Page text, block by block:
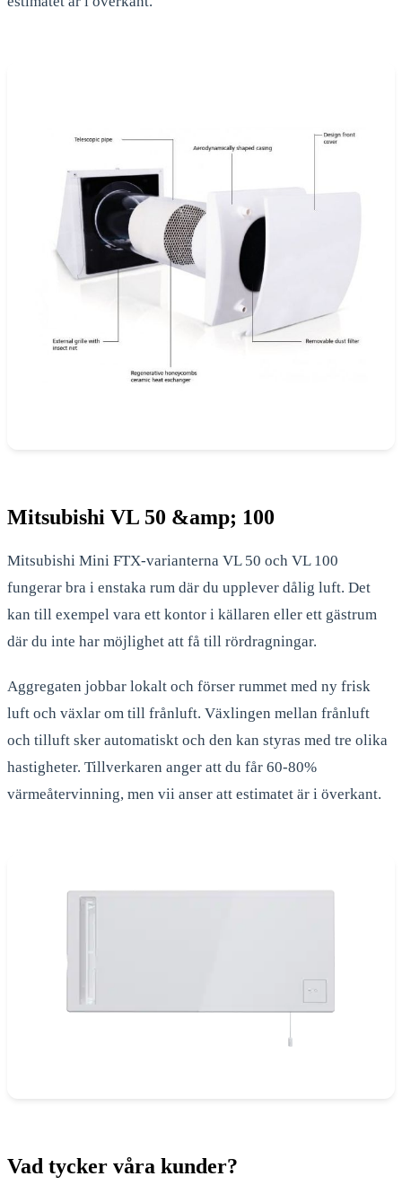
Mitsubishi VL 50 &amp; 100
Mitsubishi Mini FTX-varianterna VL 50 och VL 100
fungerar bra i enstaka rum där du upplever dålig luft. Det
kan till exempel vara ett kontor i källaren eller ett gästrum
där du inte har möjlighet att få till rördragningar.
Aggregaten jobbar lokalt och förser rummet med ny frisk
luft och växlar om till frånluft. Växlingen mellan frånluft
och tilluft sker automatiskt och den kan styras med tre olika
hastigheter. Tillverkaren anger att du får 60-80%
värmeåtervinning, men vii anser att estimatet är i överkant.
Vad tycker våra kunder?